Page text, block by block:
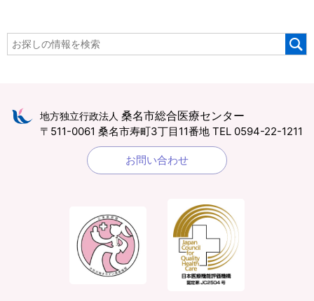
地方独立行政法人 桑名市総合医療センター
〒511-0061 桑名市寿町3丁目11番地 TEL 0594-22-1211
お問い合わせ